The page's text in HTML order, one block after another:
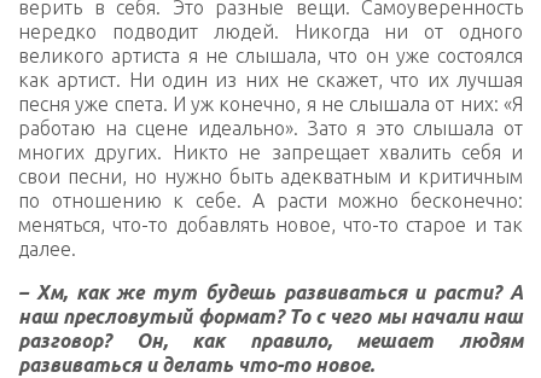
верить в себя. Это разные вещи. Самоуверенность
нередко подводит людей. Никогда ни от одного
великого артиста я не слышала, что он уже состоялся
как артист. Ни один из них не скажет, что их лучшая
песня уже спета. И уж конечно, я не слышала от них: «Я
работаю на сцене идеально». Зато я это слышала от
многих других. Никто не запрещает хвалить себя и
свои песни, но нужно быть адекватным и критичным
по отношению к себе. А расти можно бесконечно:
меняться, что-то добавлять новое, что-то старое и так
далее.
– Хм, как же тут будешь развиваться и расти? А
наш пресловутый формат? То с чего мы начали наш
разговор? Он, как правило, мешает людям
развиваться и делать что-то новое.